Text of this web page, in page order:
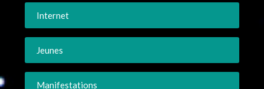
Internet
Jeunes
Manifestations